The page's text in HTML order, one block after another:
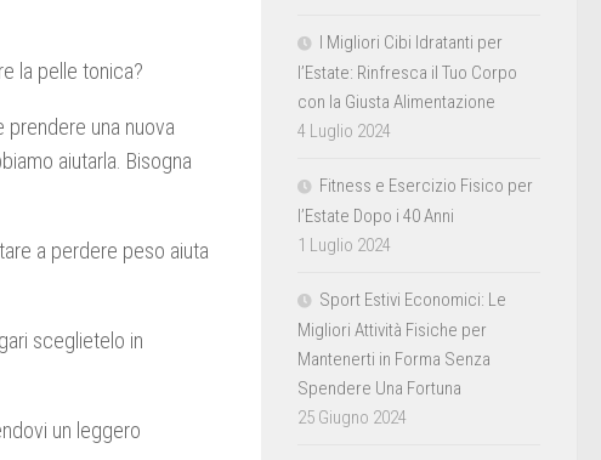
la pelle tonica?
una nuova
aiutarla. Bisogna
a perdere peso aiuta
sceglietelo in
un leggero
I Migliori Cibi Idratanti per
l’Estate: Rinfresca il Tuo Corpo
con la Giusta Alimentazione
4 Luglio 2024
Fitness e Esercizio Fisico per
l’Estate Dopo i 40 Anni
1 Luglio 2024
Sport Estivi Economici: Le
Migliori Attività Fisiche per
Mantenerti in Forma Senza
Spendere Una Fortuna
25 Giugno 2024